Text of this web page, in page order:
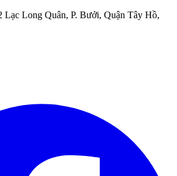
Lạc Long Quân, P. Bưởi, Quận Tây Hồ,